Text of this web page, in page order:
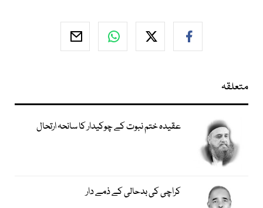
متعلقہ
عقیدہ ختم نبوت کے چوکیدار کا سانحہ ارتحال
کراچی کی بدحالی کے ذمے دار